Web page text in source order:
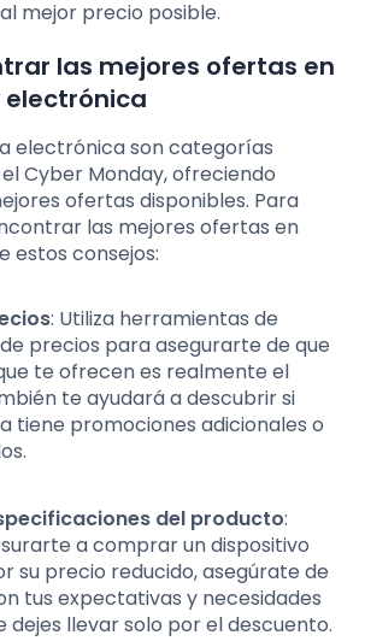
mejor precio posible.
las mejores ofertas en
electrónica son categorías
Cyber Monday, ofreciendo
ofertas disponibles. Para
las mejores ofertas en
estos consejos:
: Utiliza herramientas de
precios para asegurarte de que
te ofrecen es realmente el
te ayudará a descubrir si
tiene promociones adicionales o
del producto:
a comprar un dispositivo
su precio reducido, asegúrate de
tus expectativas y necesidades
dejes llevar solo por el descuento.